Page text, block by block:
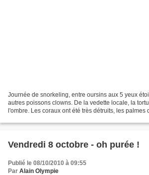
Journée de snorkeling, entre oursins aux 5 yeux
autres poissons clowns. De la vedette locale, la
l'ombre. Les coraux ont été très détruits, les palmes
Vendredi 8 octobre - oh purée !
Publié le 08/10/2010 à 09:55
Par Alain Olympie